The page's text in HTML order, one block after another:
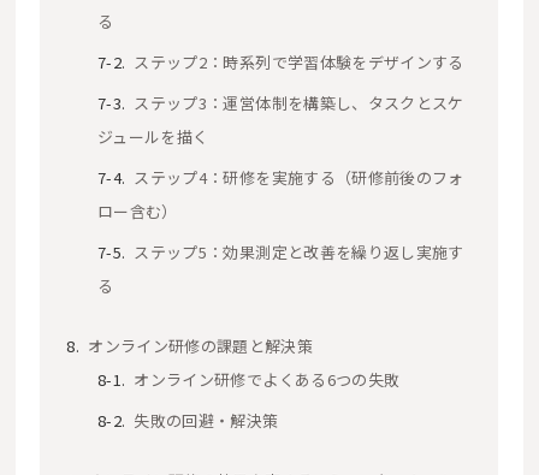
る
ステップ2：時系列で学習体験をデザインする
ステップ3：運営体制を構築し、タスクとスケ
ジュールを描く
ステップ4：研修を実施する（研修前後のフォ
ロー含む）
ステップ5：効果測定と改善を繰り返し実施す
る
オンライン研修の課題と解決策
オンライン研修でよくある6つの失敗
失敗の回避・解決策